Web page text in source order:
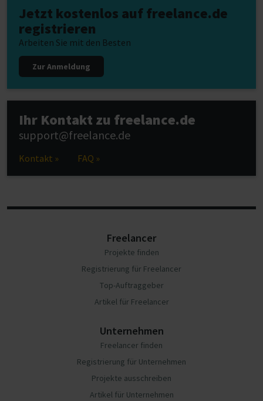
Jetzt kostenlos auf freelance.de
registrieren
Arbeiten Sie mit den Besten
Zur Anmeldung
Ihr Kontakt zu freelance.de
support@freelance.de
Kontakt » FAQ »
Freelancer
Projekte finden
Registrierung für Freelancer
Top-Auftraggeber
Artikel für Freelancer
Unternehmen
Freelancer finden
Registrierung für Unternehmen
Projekte ausschreiben
Artikel für Unternehmen